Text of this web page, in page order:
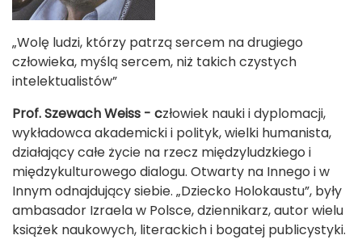
„Wolę ludzi, którzy patrzą sercem na drugiego
człowieka, myślą sercem, niż takich czystych
intelektualistów”
Prof. Szewach Weiss - człowiek nauki i dyplomacji,
wykładowca akademicki i polityk, wielki humanista,
działający całe życie na rzecz międzyludzkiego i
międzykulturowego dialogu. Otwarty na Innego i w
Innym odnajdujący siebie. „Dziecko Holokaustu”, były
ambasador Izraela w Polsce, dziennikarz, autor wielu
książek naukowych, literackich i bogatej publicystyki.